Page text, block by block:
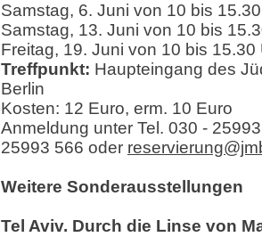
Samstag, 6. Juni von 10 bis
Samstag, 13. Juni von 10 bis
Freitag, 19. Juni von 10 bis 15.30
Treffpunkt: Haupteingang des
Berlin
Kosten: 12 Euro, erm. 10 Euro
Anmeldung unter Tel. 030 -
25993 566 oder
Weitere Sonderausstellungen
Tel Aviv. Durch die Linse von